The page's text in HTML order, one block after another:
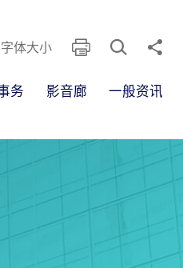
字体大小 列印 开启搜寻框
分享
务 影音廊 一般资讯